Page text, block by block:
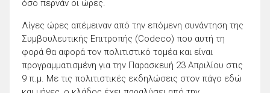
όσο περνάν οι ώρες.
Λίγες ώρες απέμειναν από την επόμενη συνάντηση της
Συμβουλευτικής Επιτροπής (Codeco) που αυτή τη
φορά θα αφορά τον πολιτιστικό τομέα και είναι
προγραμματισμένη για την Παρασκευή 23 Απριλίου στις
9 π.μ. Με τις πολιτιστικές εκδηλώσεις στον πάγο εδώ